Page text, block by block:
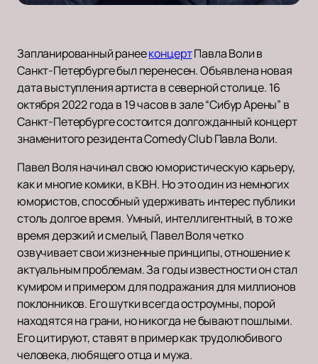
Запланированный ранееконцертПавла Воли в
Санкт-Петербурге был перенесен. Объявлена новая
дата выступления артиста в северной столице. 16
октября 2022 года в 19 часов в зале “Сибур Арены” в
Санкт-Петербурге состоится долгожданный концерт
знаменитого резидента Comedy Club Павла Воли.
Павел Воля начинал свою юмористическую карьеру,
как и многие комики, в КВН. Но это один из немногих
юмористов, способный удерживать интерес публики
столь долгое время. Умный, интеллигентный, в то же
время дерзкий и смелый, Павел Воля четко
озвучивает свои жизненные принципы, отношение к
актуальным проблемам. За годы известности он стал
кумиром и примером для подражания для миллионов
поклонников. Его шутки всегда остроумны, порой
находятся на грани, но никогда не бывают пошлыми.
Его цитируют, ставят в пример как трудолюбивого
человека, любящего отца и мужа.